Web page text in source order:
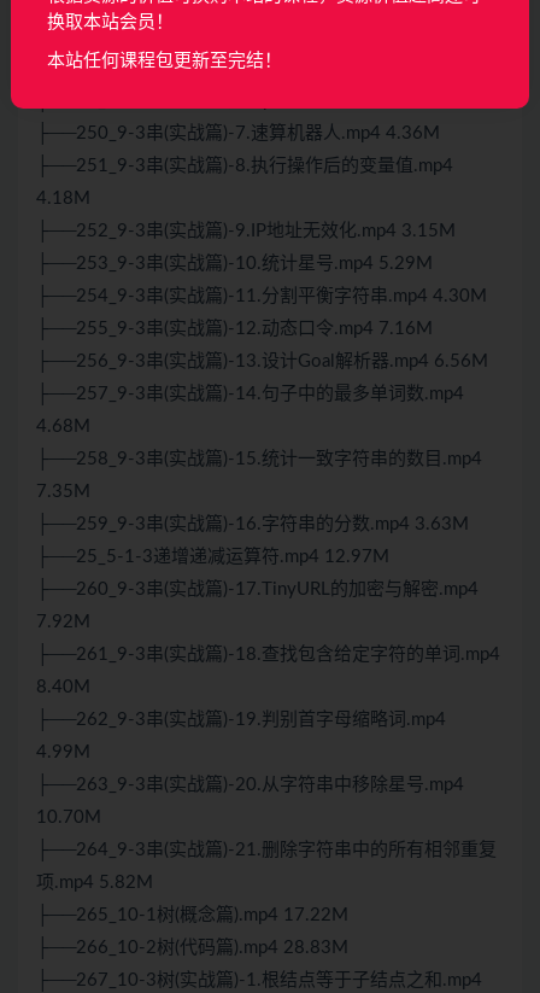
├──249_9-3串(实战篇)-6.字符不同的子字符串数.mp4
6.07M
├──250_9-3串(实战篇)-7.速算机器人.mp4 4.36M
├──251_9-3串(实战篇)-8.执行操作后的变量值.mp4
4.18M
├──252_9-3串(实战篇)-9.IP地址无效化.mp4 3.15M
├──253_9-3串(实战篇)-10.统计星号.mp4 5.29M
├──254_9-3串(实战篇)-11.分割平衡字符串.mp4 4.30M
├──255_9-3串(实战篇)-12.动态口令.mp4 7.16M
├──256_9-3串(实战篇)-13.设计Goal解析器.mp4 6.56M
├──257_9-3串(实战篇)-14.句子中的最多单词数.mp4
4.68M
├──258_9-3串(实战篇)-15.统计一致字符串的数目.mp4
7.35M
├──259_9-3串(实战篇)-16.字符串的分数.mp4 3.63M
├──25_5-1-3递增递减运算符.mp4 12.97M
├──260_9-3串(实战篇)-17.TinyURL的加密与解密.mp4
7.92M
├──261_9-3串(实战篇)-18.查找包含给定字符的单词.mp4
8.40M
├──262_9-3串(实战篇)-19.判别首字母缩略词.mp4
4.99M
├──263_9-3串(实战篇)-20.从字符串中移除星号.mp4
10.70M
├──264_9-3串(实战篇)-21.删除字符串中的所有相邻重复
项.mp4 5.82M
├──265_10-1树(概念篇).mp4 17.22M
├──266_10-2树(代码篇).mp4 28.83M
├──267_10-3树(实战篇)-1.根结点等于子结点之和.mp4
换取本站会员！
本站任何课程包更新至完结！